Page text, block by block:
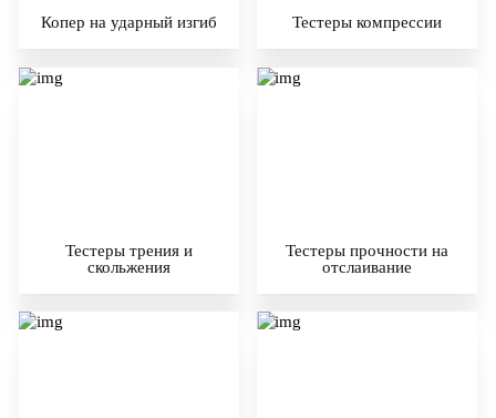
Копер на ударный изгиб Тестеры компрессии
Тестеры трения и
скольжения
Тестеры прочности на
отслаивание